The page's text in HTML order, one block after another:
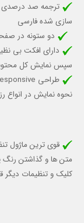
ترجمه صد درصدی
سازی شده فارسی
دو ستونه در
دارای افکت بی
سپس نمایش کل
نحوه نمایش در انواع
قوی ترین ماژول
متن ها و گذاشتن
کلیک و تنظیمات دیگر